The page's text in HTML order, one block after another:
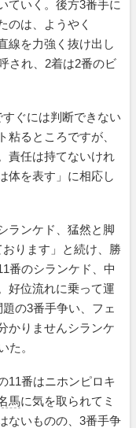
ていく。後方3番手に
のは、ようやく
線を力強く抜け出し
され、2着は2番のビ
ぐには判断できない
るところですが、
責任は持てないけれ
体を表す」に相応し
ランケド、猛然と脚
ります」と続け、勝
番のシランケド、中
好位流れに乗って運
の3番手争い、フェ
かりませんシランケ
た。
11番はニホンピロキ
馬に気を取られてミ
ないものの、3番手争